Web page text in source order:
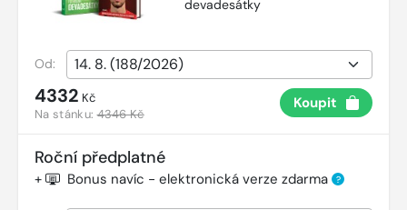
devadesátky
Od:
4332 Kč
Na stánku:4346 Kč
Koupit
Roční předplatné
+ Bonus navíc - elektronická verze zdarma ?